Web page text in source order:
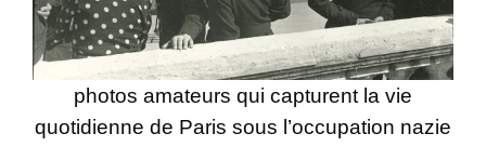
photos amateurs qui capturent la vie
quotidienne de Paris sous l’occupation nazie